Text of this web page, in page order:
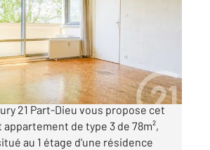
T3 à vendre
€
LACASSAGNE Votre
21 Part-Dieu vous propose cet
de type 3 de 78m²,
au 1 étage d'une résidence